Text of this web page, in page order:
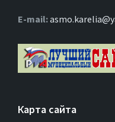
Е-mail:
Карта сайта